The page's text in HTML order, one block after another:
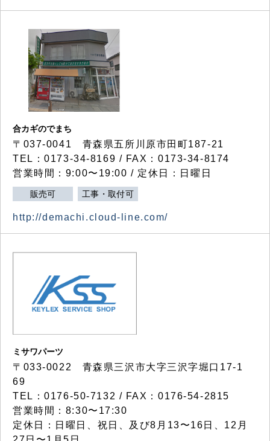
合カギのでまち
〒037-0041 青森県五所川原市田町187-21
TEL：0173-34-8169 / FAX：0173-34-8174
営業時間：9:00〜19:00 / 定休日：日曜日
販売可 工事・取付可
http://demachi.cloud-line.com/
ミサワパーツ
〒033-0022 青森県三沢市大字三沢字堀口17-1
69
TEL：0176-50-7132 / FAX：0176-54-2815
営業時間：8:30〜17:30
定休日：日曜日、祝日、及び8月13〜16日、12月